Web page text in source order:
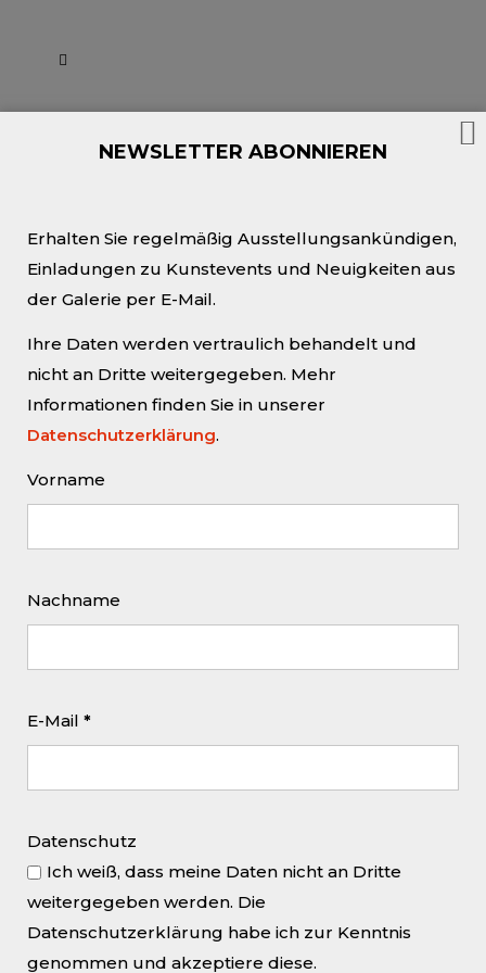
QUANDT | WILD
WEST BERLIN
Der Mensch und sein unbeständiges
Leben sind die eigentlichen
Grundelemente im Œuvre der
Künstlerin. Durch die spezifische Sicht
haben diese Bilder auch eine stark
auch deshalb, weil eine existentielle
Pressemitteilung als pdf
AUSSTELLUNG
20.02. - 21.03.2015
NEWSLETTER ABONNIEREN
Erhalten Sie regelmäßig Ausstellungsankündigen,
Einladungen zu Kunstevents und Neuigkeiten aus
der Galerie per E-Mail.
Ihre Daten werden vertraulich behandelt und
nicht an Dritte weitergegeben. Mehr
Informationen finden Sie in unserer
Datenschutzerklärung.
Vorname
Nachname
E-Mail *
Datenschutz
Ich weiß, dass meine Daten nicht an Dritte
weitergegeben werden. Die
Datenschutzerklärung habe ich zur Kenntnis
genommen und akzeptiere diese.